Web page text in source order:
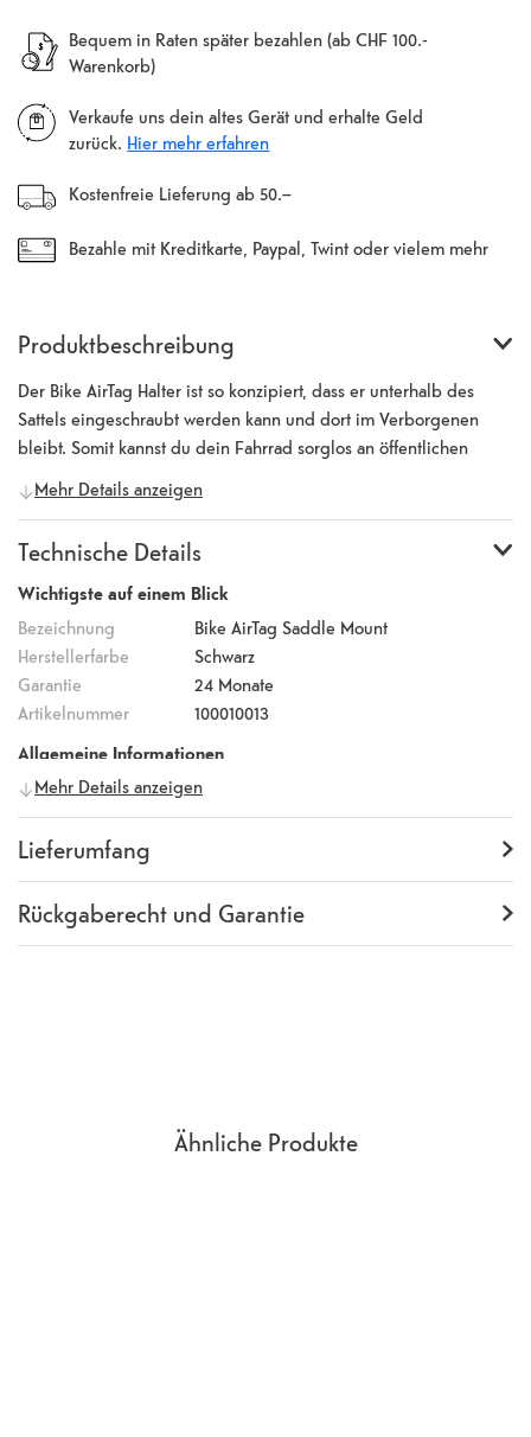
Bequem in Raten später bezahlen (ab CHF 100.-
Warenkorb)
Verkaufe uns dein altes Gerät und erhalte Geld
zurück. Hier mehr erfahren
Kostenfreie Lieferung ab 50.–
Bezahle mit Kreditkarte, Paypal, Twint oder vielem mehr
Produktbeschreibung
Der Bike AirTag Halter ist so konzipiert, dass er unterhalb des
Sattels eingeschraubt werden kann und dort im Verborgenen
bleibt. Somit kannst du dein Fahrrad sorglos an öffentlichen
Orten abstellen und kannst neben dem Fahrradschloss auch auf
den Apple AirTag setzen, um dein Fahrrad vor Diebstählen zu
Mehr Details anzeigen
Technische Details
Wichtigste auf einem Blick
Bezeichnung
Bike AirTag Saddle Mount
Herstellerfarbe
Schwarz
Garantie
24 Monate
Artikelnummer
100010013
Allgemeine Informationen
Hersteller
LAUT
Herstellernummer
L_AT_BS_BK
Mehr Details anzeigen
Lieferumfang
Lieferumfang Bike AirTag Saddle Mount
Rückgaberecht und Garantie
Garantie
24 Monate
Ähnliche Produkte